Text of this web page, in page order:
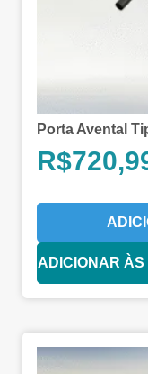
Porta Avental
R$
ADICIONAR ÀS